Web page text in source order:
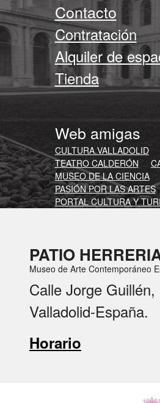
Contacto
Contratación
Alquiler de
Tienda
Web amigas
CULTURA.VALLADOLID
TEATRO CALDERÓN
MUSEO DE LA CIENCIA
PASIÓN POR LAS ARTES
PORTAL CULTURA Y
PATIO
Museo de Arte Contemporáneo
Calle Jorge
Valladolid-España.
Horario